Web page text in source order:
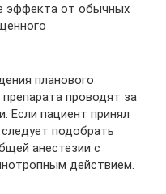
эффекта от обычных
планового
препарата проводят за
Если пациент принял
подобрать
анестезии с
действием.